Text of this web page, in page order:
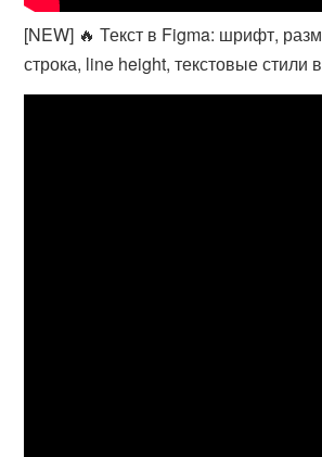
[NEW] 🔥 Текст в Figma: шрифт,
строка, line height, текстовые стили